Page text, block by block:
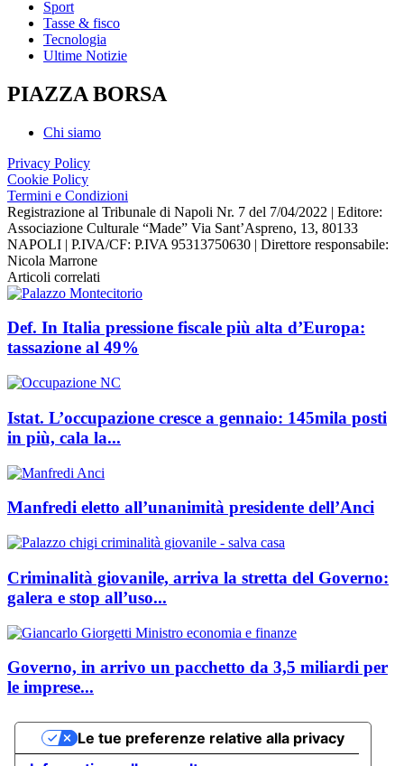
Sport
Tasse & fisco
Tecnologia
Ultime Notizie
PIAZZA BORSA
Chi siamo
Privacy Policy
Cookie Policy
Termini e Condizioni
Registrazione al Tribunale di Napoli Nr. 7 del 7/04/2022 | Editore:
Associazione Culturale “Made” Via Sant’Aspreno, 13, 80133
NAPOLI | P.IVA/CF: P.IVA 95313750630 | Direttore responsabile:
Nicola Marrone
Articoli correlati
Def. In Italia pressione fiscale più alta d’Europa:
tassazione al 49%
Istat. L’occupazione cresce a gennaio: 145mila posti
in più, cala la...
Manfredi eletto all’unanimità presidente dell’Anci
Criminalità giovanile, arriva la stretta del Governo:
galera e stop all’uso...
Governo, in arrivo un pacchetto da 3,5 miliardi per
le imprese...
Le tue preferenze relative alla privacy